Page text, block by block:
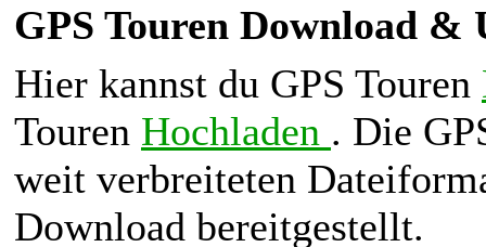
GPS Touren Download &
Hier kannst du GPS Touren
Touren Hochladen . Die
weit verbreiteten
Download bereitgestellt.